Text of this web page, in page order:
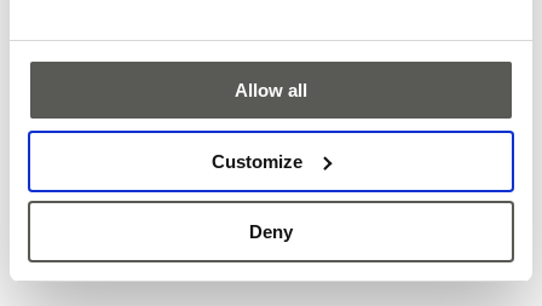
Allow all
Customize
Deny
过免触摸锁定功能进行门的操作。
Pitschi确信GridScan/Pro将成为客户的一笔宝贵财富。“经过
并期待着为客户解答疑问。